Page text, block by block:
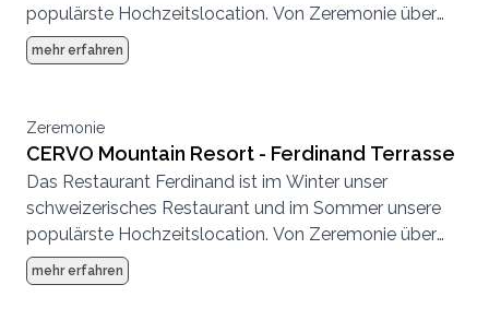
populärste Hochzeitslocation. Von Zeremonie über
Abendessen bis zur Party, hier können wir eine
komplette Hochzeit von Anfang bis Ende
mehr erfahren
Zeremonie
CERVO Mountain Resort - Ferdinand Terrasse
Das Restaurant Ferdinand ist im Winter unser
schweizerisches Restaurant und im Sommer unsere
populärste Hochzeitslocation. Von Zeremonie über
Abendessen bis zur Party, hier können wir eine
komplette Hochzeit von Anfang bis Ende
mehr erfahren